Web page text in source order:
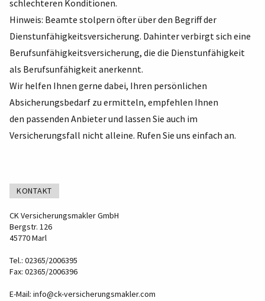
schlechteren Konditionen.
Hinweis: Beamte stolpern öfter über den Begriff der
Dienstunfähigkeitsversicherung. Dahinter verbirgt sich eine
Berufsunfähigkeitsversicherung, die die Dienstunfähigkeit
als Berufsunfähigkeit anerkennt.
Wir helfen Ihnen gerne dabei, Ihren persönlichen
Absicherungsbedarf zu ermitteln, empfehlen Ihnen
den passenden Anbieter und lassen Sie auch im
Versicherungsfall nicht alleine. Rufen Sie uns einfach an.
KONTAKT
CK Versicherungsmakler GmbH
Bergstr. 126
45770 Marl
Tel.: 02365/2006395
Fax: 02365/2006396
E-Mail: info@ck-versicherungsmakler.com